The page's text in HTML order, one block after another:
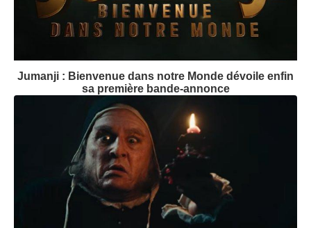
Jumanji : Bienvenue dans notre Monde dévoile enfin
sa première bande-annonce